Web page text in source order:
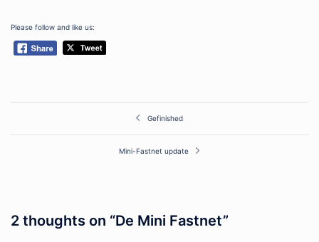
Please follow and like us:
navigation
Gefinished
Mini-Fastnet update
2 thoughts on “De Mini Fastnet”